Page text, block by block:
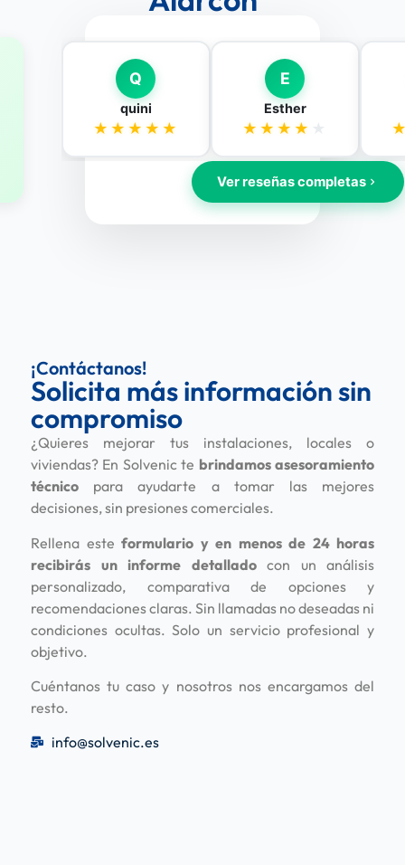
¡Contáctanos!
Solicita más información sin
compromiso
¿Quieres mejorar tus instalaciones, locales o
viviendas? En Solvenic te brindamos asesoramiento
técnico para ayudarte a tomar las mejores
decisiones, sin presiones comerciales.
Rellena este formulario y en menos de 24 horas
recibirás un informe detalladocon un análisis
personalizado, comparativa de opciones y
recomendaciones claras. Sin llamadas no deseadas ni
condiciones ocultas. Solo un servicio profesional y
objetivo.
Cuéntanos tu caso y nosotros nos encargamos del
resto.
info@solvenic.es